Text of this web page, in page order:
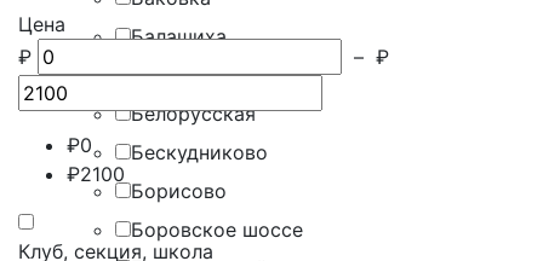
Балашиха
Баррикадная
Белорусская
Бескудниково
Борисово
Боровское шоссе
Цена
₽
– ₽
₽0
₽2100
Клуб, секция, школа